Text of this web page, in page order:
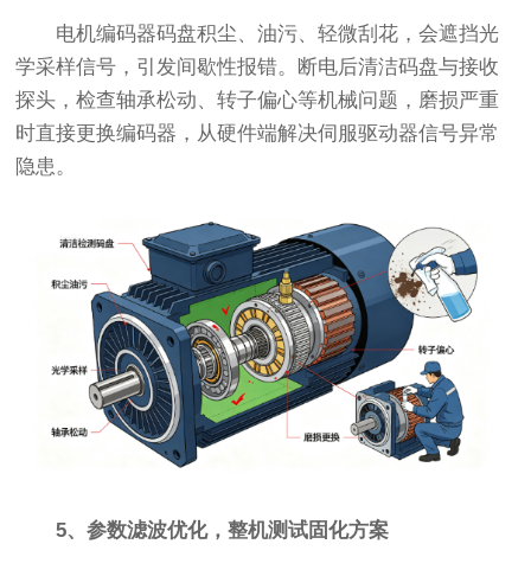
电机编码器码盘积尘、油污、轻微刮花，会遮挡光
学采样信号，引发间歇性报错。断电后清洁码盘与接收
探头，检查轴承松动、转子偏心等机械问题，磨损严重
时直接更换编码器，从硬件端解决伺服驱动器信号异常
隐患。
5、参数滤波优化，整机测试固化方案